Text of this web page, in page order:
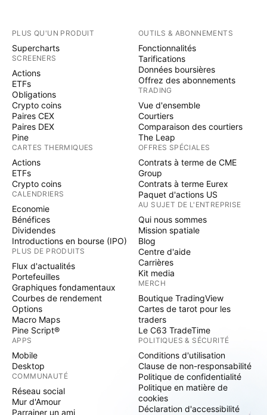
PLUS QU'UN PRODUIT
Supercharts
SCREENERS
Actions
ETFs
Obligations
Crypto coins
Paires CEX
Paires DEX
Pine
CARTES THERMIQUES
Actions
ETFs
Crypto coins
CALENDRIERS
Economie
Bénéfices
Dividendes
Introductions en bourse (IPO)
PLUS DE PRODUITS
Flux d'actualités
Portefeuilles
Graphiques fondamentaux
Courbes de rendement
Options
Macro Maps
Pine Script®
APPS
Mobile
Desktop
COMMUNAUTÉ
Réseau social
Mur d'Amour
Parrainer un ami
OUTILS & ABONNEMENTS
Fonctionnalités
Tarifications
Données boursières
Offrez des abonnements
TRADING
Vue d'ensemble
Courtiers
Comparaison des courtiers
The Leap
OFFRES SPÉCIALES
Contrats à terme de CME
Group
Contrats à terme Eurex
Paquet d'actions US
AU SUJET DE L'ENTREPRISE
Qui nous sommes
Mission spatiale
Blog
Centre d'aide
Carrières
Kit media
MERCH
Boutique TradingView
Cartes de tarot pour les
traders
Le C63 TradeTime
POLITIQUES & SÉCURITÉ
Conditions d'utilisation
Clause de non-responsabilité
Politique de confidentialité
Politique en matière de
cookies
Déclaration d'accessibilité